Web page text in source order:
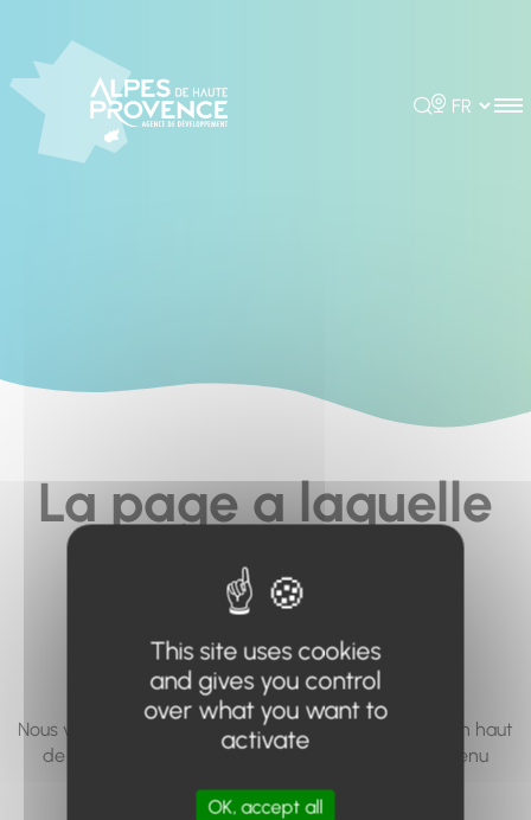
Rechercher
Choisir la
La page a laquelle
vous cherchez à
accéder n'existe
pas... ou plus.
Nous vous invitons à utiliser le moteur de recherche en haut
de page, ou à utiliser le menu pour trouver le contenu
This site uses cookies
and gives you control
over what you want to
activate
OK, accept all